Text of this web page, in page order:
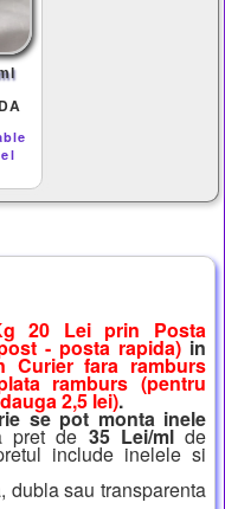
20 Lei prin Posta
- posta rapida) in
Curier fara ramburs
ramburs (pentru
2,5 lei).
se pot monta inele
pret de 35 Lei/mlde
include inelele si
dubla sau transparenta